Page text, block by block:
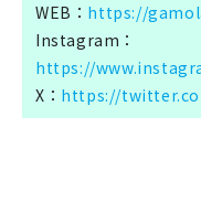
WEB： https://
Instagram：
https://
X： https://